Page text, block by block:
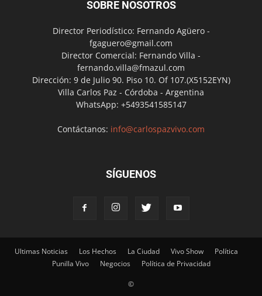
SOBRE NOSOTROS
Director Periodístico: Fernando Agüero -
fgaguero@gmail.com
Director Comercial: Fernando Villa -
fernando.villa@fmazul.com
Dirección: 9 de Julio 90. Piso 10. Of 107.(X5152EYN)
Villa Carlos Paz - Córdoba - Argentina
WhatsApp: +5493541585147
Contáctanos: info@carlospazvivo.com
SÍGUENOS
Ultimas Noticias Los Hechos La Ciudad Vivo Show
Política
Punilla Vivo
Negocios Política de Privacidad
©